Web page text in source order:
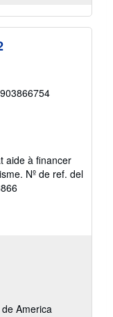
aide à financer
Nº de ref. del
America